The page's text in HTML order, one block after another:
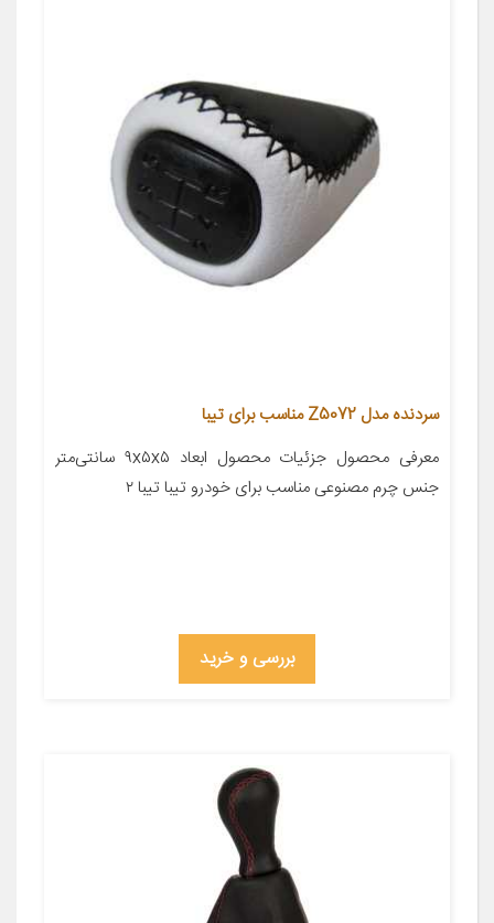
سردنده مدل Z5072 مناسب برای تیبا
معرفی محصول جزئیات محصول ابعاد ۹x۵x۵ سانتی‌متر
جنس چرم مصنوعی مناسب برای خودرو تیبا تیبا ۲
بررسی و خرید